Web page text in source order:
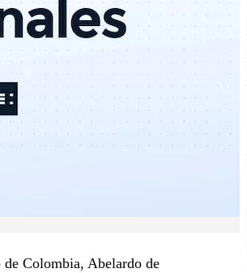
Colombia, Abelardo de